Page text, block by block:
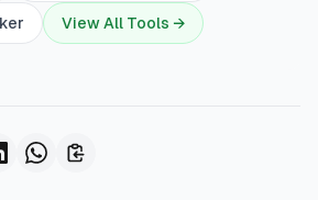
View All Tools →